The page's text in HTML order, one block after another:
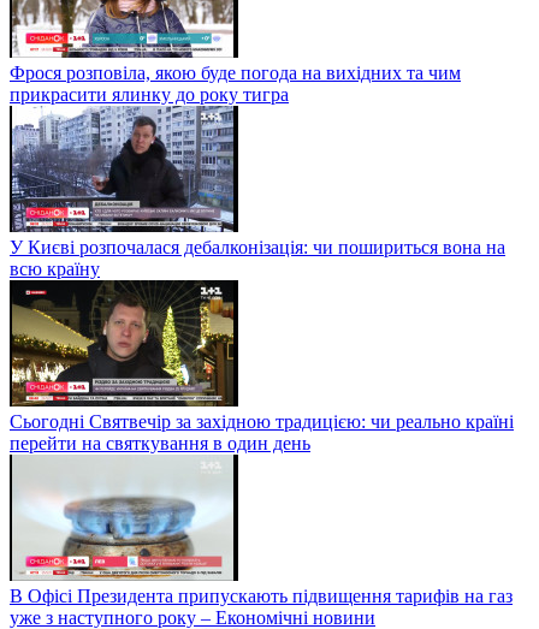
Фрося розповіла, якою буде погода на вихідних та чим
прикрасити ялинку до року тигра
У Києві розпочалася дебалконізація: чи пошириться вона на
всю країну
Сьогодні Святвечір за західною традицією: чи реально країні
перейти на святкування в один день
В Офісі Президента припускають підвищення тарифів на газ
уже з наступного року – Економічні новини